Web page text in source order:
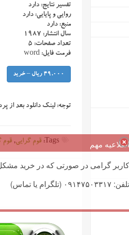
تفسیر نتایج: دارد
روایی و پایایی: دارد
منبع: دارد
سال انتشار: ۱۹۸۷
تعداد صفحات: ۵
فرمت فایل: word
49,000 ریال – خرید
توجه: لینک دانلود بعد از
قوم گرایی, قوم
اطلاعیه مهم
کاربر گرامی در صورتی که در خرید
تلفن: ۰۹۱۴۷۵۰۳۳۱۷ (تلگرام یا تماس)